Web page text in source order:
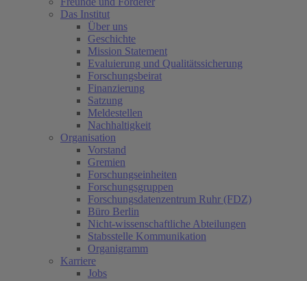
Das Institut
Über uns
Geschichte
Mission Statement
Evaluierung und Qualitätssicherung
Forschungsbeirat
Finanzierung
Satzung
Meldestellen
Nachhaltigkeit
Organisation
Vorstand
Gremien
Forschungseinheiten
Forschungsgruppen
Forschungsdatenzentrum Ruhr (FDZ)
Büro Berlin
Nicht-wissenschaftliche Abteilungen
Stabsstelle Kommunikation
Organigramm
Karriere
Jobs